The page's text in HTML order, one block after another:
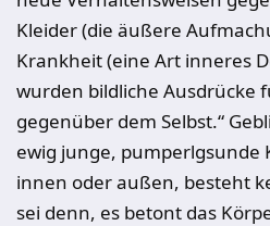
Kleider (die äußere
Krankheit (eine Art inneres
wurden bildliche Ausdrücke
gegenüber dem Selbst.“
ewig junge, pumperlgsunde
innen oder außen, besteht
sei denn, es betont das